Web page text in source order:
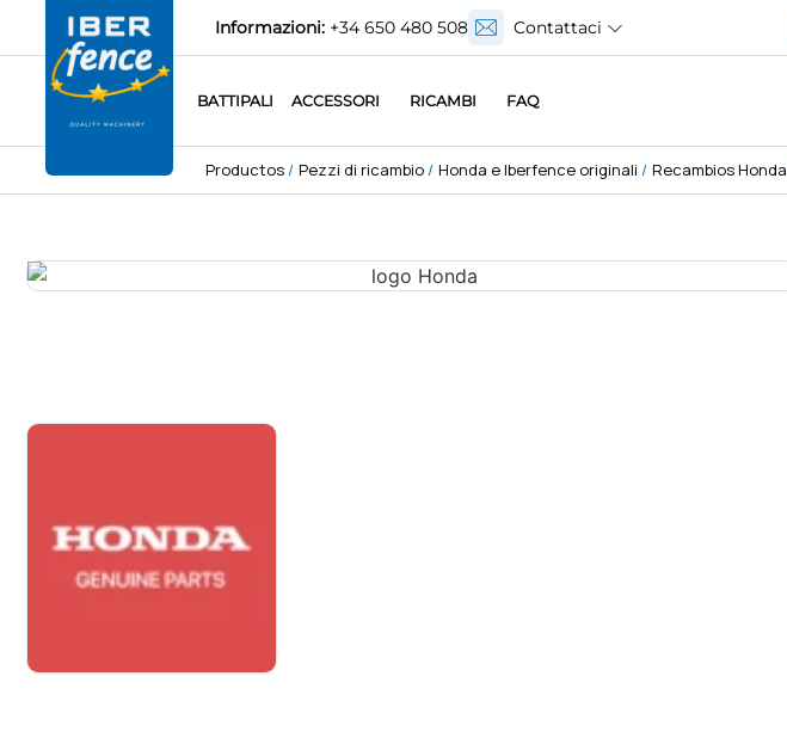
Informazioni: +34 650 480 508 Contattaci
BATTIPALI ACCESSORI RICAMBI
FAQ
Productos / Pezzi di ricambio/ Honda e Iberfence originali / Recambios Honda